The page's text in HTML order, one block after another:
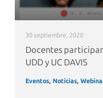
30 septiembre, 2020
Docentes
UDD y UC DAVIS
Eventos, Noticias,